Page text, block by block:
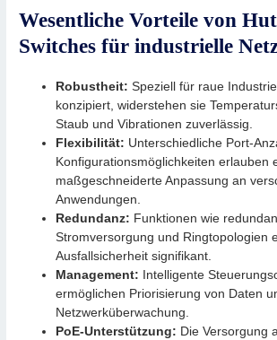
Wesentliche Vorteile von
Switches für industrielle
Robustheit: Speziell für raue
konzipiert, widerstehen sie
Staub und Vibrationen zuverlässig.
Flexibilität: Unterschiedliche Port-
Konfigurationsmöglichkeiten erlauben
maßgeschneiderte Anpassung an
Anwendungen.
Redundanz: Funktionen wie
Stromversorgung und Ringtopologien
Ausfallsicherheit signifikant.
Management: Intelligente
ermöglichen Priorisierung von Daten
Netzwerküberwachung.
PoE-Unterstützung: Die Versorgung